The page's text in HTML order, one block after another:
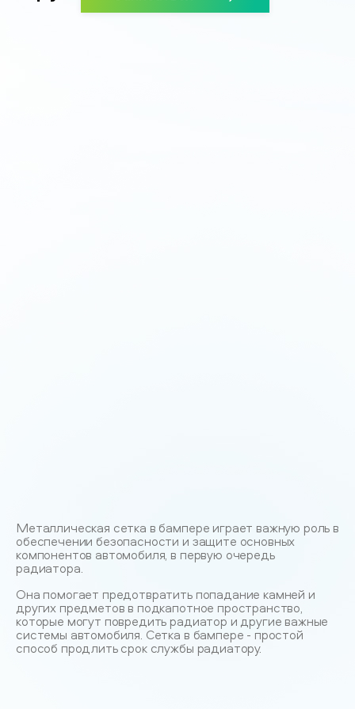
Металлическая сетка в бампере играет важную роль в
обеспечении безопасности и защите основных
компонентов автомобиля, в первую очередь
радиатора.
Она помогает предотвратить попадание камней и
других предметов в подкапотное пространство,
которые могут повредить радиатор и другие важные
системы автомобиля. Сетка в бампере - простой
способ продлить срок службы радиатору.